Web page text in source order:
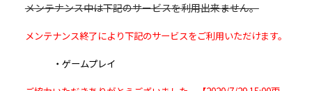
メンテナンス中は下記のサービスを利用出来ません。
メンテナンス終了により下記のサービスをご利用いただけます。
・ゲームプレイ